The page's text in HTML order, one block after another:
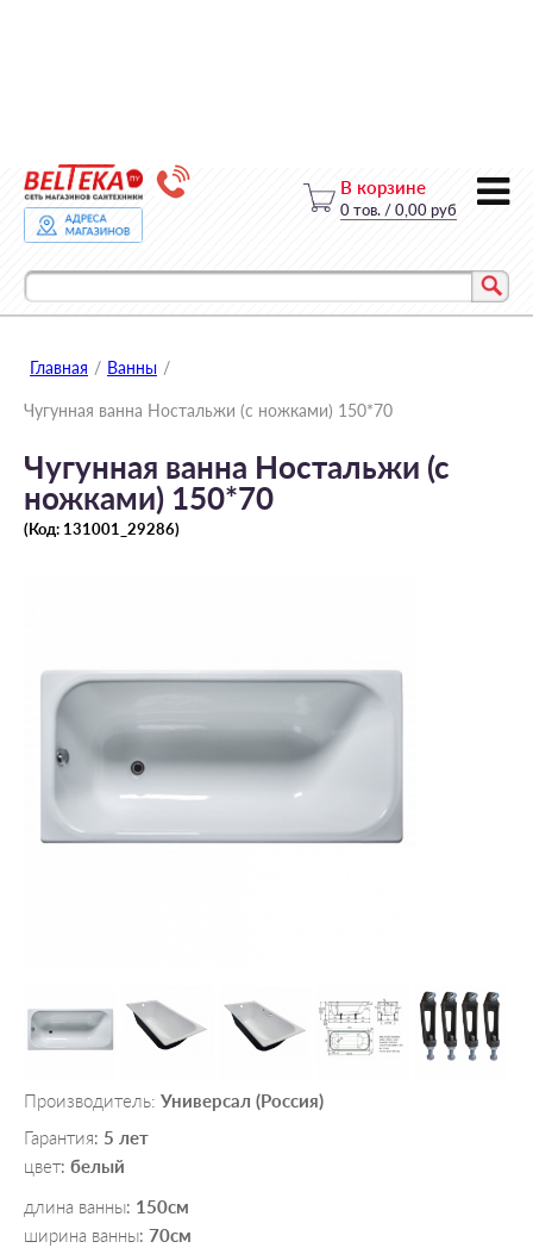
В корзине
Главная / Ванны /
Чугунная ванна Ностальжи (с ножками) 150*70
Чугунная ванна Ностальжи (с
ножками) 150*70
(Код: 131001_29286)
Производитель: Универсал (Россия)
Гарантия: 5 лет
цвет: белый
длина ванны: 150см
ширина ванны: 70см